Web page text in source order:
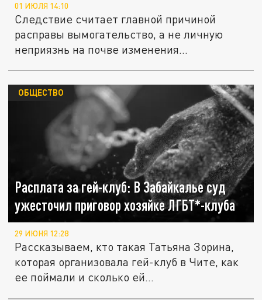
01 ИЮЛЯ 14:10
Следствие считает главной причиной
расправы вымогательство, а не личную
неприязнь на почве изменения...
Расплата за гей-клуб: В Забайкалье суд
ужесточил приговор хозяйке ЛГБТ*-клуба
ОБЩЕСТВО
29 ИЮНЯ 12:28
Рассказываем, кто такая Татьяна Зорина,
которая организовала гей-клуб в Чите, как
ее поймали и сколько ей...